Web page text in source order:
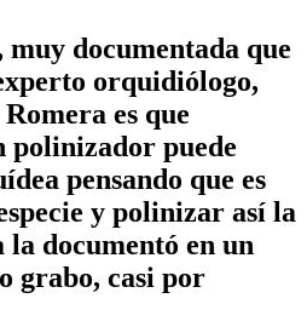
muy documentada que
orquidiólogo,
es que
polinizador puede
pensando que es
y polinizar así la
documentó en un
grabo, casi por